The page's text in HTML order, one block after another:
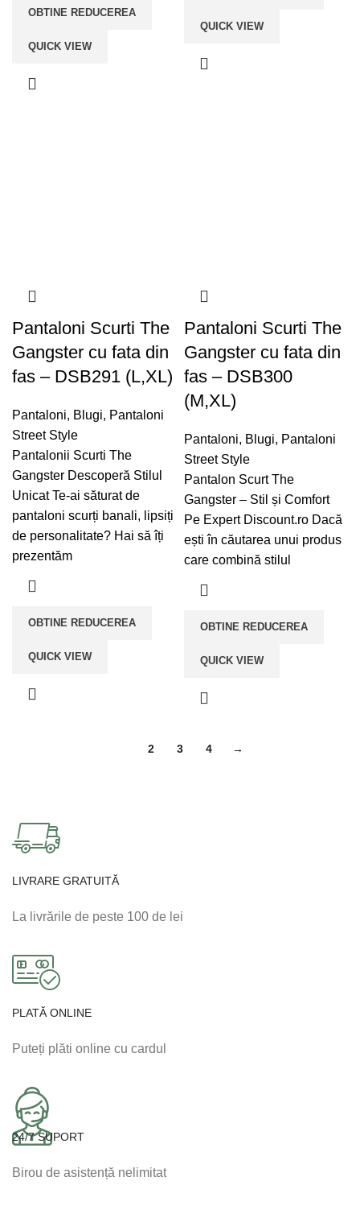
OBTINE REDUCEREA
QUICK VIEW
QUICK VIEW
Pantaloni Scurti The
Gangster cu fata din
fas – DSB291 (L,XL)
Pantaloni, Blugi, Pantaloni
Street Style
Pantalonii Scurti The
Gangster Descoperă Stilul
Unicat Te-ai săturat de
pantaloni scurți banali, lipsiți
de personalitate? Hai să îți
prezentăm
OBTINE REDUCEREA
QUICK VIEW
Pantaloni Scurti The
Gangster cu fata din
fas – DSB300
(M,XL)
Pantaloni, Blugi, Pantaloni
Street Style
Pantalon Scurt The
Gangster – Stil și Comfort
Pe Expert Discount.ro Dacă
ești în căutarea unui produs
care combină stilul
OBTINE REDUCEREA
QUICK VIEW
2 3 4 →
LIVRARE GRATUITĂ
La livrările de peste 100 de lei
PLATĂ ONLINE
Puteți plăti online cu cardul
24/7 SUPORT
Birou de asistență nelimitat